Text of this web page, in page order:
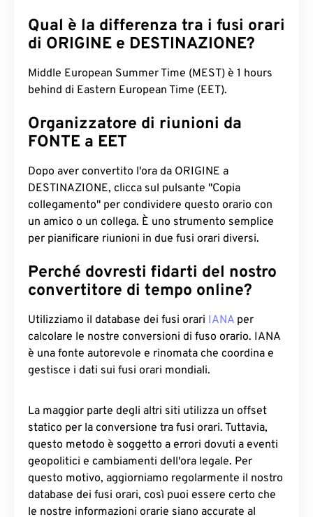
Qual è la differenza tra i fusi orari
di ORIGINE e DESTINAZIONE?
Middle European Summer Time (MEST) è 1 hours
behind di Eastern European Time (EET).
Organizzatore di riunioni da
FONTE a EET
Dopo aver convertito l'ora da ORIGINE a
DESTINAZIONE, clicca sul pulsante "Copia
collegamento" per condividere questo orario con
un amico o un collega. È uno strumento semplice
per pianificare riunioni in due fusi orari diversi.
Perché dovresti fidarti del nostro
convertitore di tempo online?
Utilizziamo il database dei fusi orari IANA per
calcolare le nostre conversioni di fuso orario. IANA
è una fonte autorevole e rinomata che coordina e
gestisce i dati sui fusi orari mondiali.
La maggior parte degli altri siti utilizza un offset
statico per la conversione tra fusi orari. Tuttavia,
questo metodo è soggetto a errori dovuti a eventi
geopolitici e cambiamenti dell'ora legale. Per
questo motivo, aggiorniamo regolarmente il nostro
database dei fusi orari, così puoi essere certo che
le nostre informazioni orarie siano accurate al